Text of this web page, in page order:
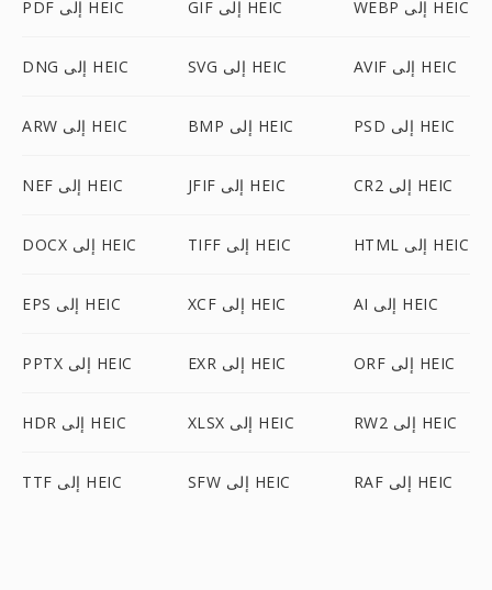
PDF إلى HEIC GIF إلى HEIC WEBP إلى HEIC
DNG إلى HEIC SVG إلى HEIC AVIF إلى HEIC
ARW إلى HEIC BMP إلى HEIC PSD إلى HEIC
NEF إلى HEIC JFIF إلى HEIC CR2 إلى HEIC
DOCX إلى HEIC TIFF إلى HEIC HTML إلى HEIC
EPS إلى HEIC XCF إلى HEIC AI إلى HEIC
PPTX إلى HEIC EXR إلى HEIC ORF إلى HEIC
HDR إلى HEIC XLSX إلى HEIC RW2 إلى HEIC
TTF إلى HEIC SFW إلى HEIC RAF إلى HEIC